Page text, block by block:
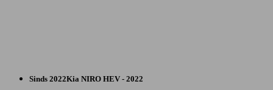
Sinds 2022Kia NIRO HEV - 2022